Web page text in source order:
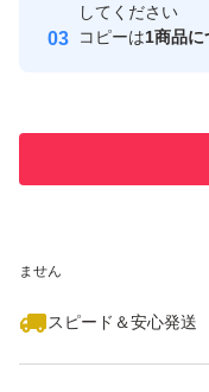
取引実績
ません
スピード＆安心発送
してください
コピーは1商品に